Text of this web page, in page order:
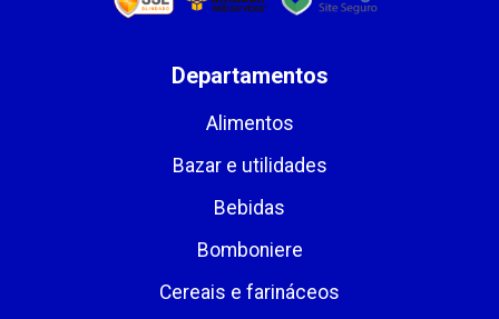
Departamentos
Alimentos
Bazar e utilidades
Bebidas
Bomboniere
Cereais e farináceos